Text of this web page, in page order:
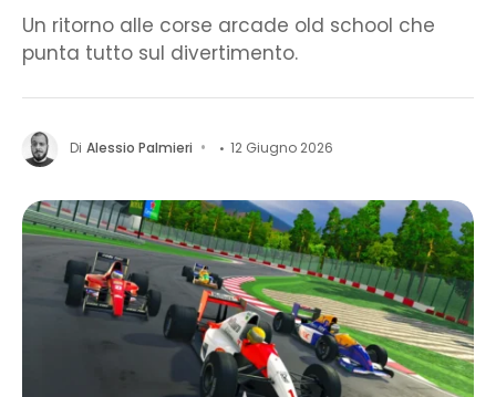
Un ritorno alle corse arcade old school che
punta tutto sul divertimento.
Di Alessio Palmieri 12 Giugno 2026